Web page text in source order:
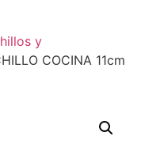
y
COCINA 11cm